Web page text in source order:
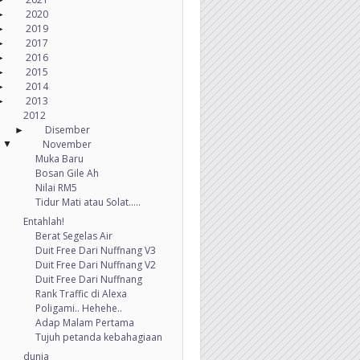
2020
2019
2017
2016
2015
2014
2013
2012
► Disember
▼
November
Muka Baru
Bosan Gile Ah
Nilai RM5
Tidur Mati atau Solat.....
Entahlah!
Berat Segelas Air
Duit Free Dari Nuffnang V3
Duit Free Dari Nuffnang V2
Duit Free Dari Nuffnang
Rank Traffic di Alexa
Poligami.. Hehehe..
Adap Malam Pertama
Tujuh petanda kebahagiaan
dunia